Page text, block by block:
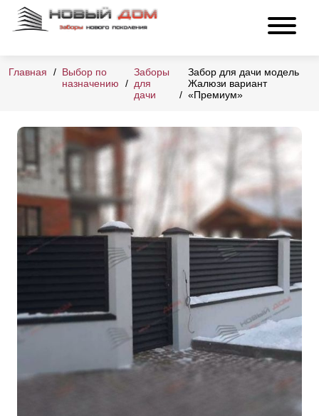
Главная
Выбор по
назначению
Заборы
для
дачи
Забор для дачи модель
Жалюзи вариант
«Премиум»